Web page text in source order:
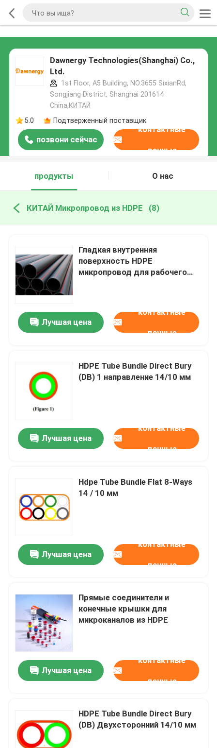
Dawnergy Technologies(Shanghai) Co.,
Ltd.
1st Floor, A5 Building, NO.3655 SixianRd,
Songjiang District, Shanghai 201614
China,КИТАЙ
5.0
Подтверженный поставщик
позвони сейчас
контактные
данные
продукты О нас
КИТАЙ Микропровод из HDPE (8)
Гладкая внутренняя
поверхность HDPE
микропровод для рабочего
Лучшая цена
контактные
данные
HDPE Tube Bundle Direct Bury
(DB) 1 направление 14/10 мм
Лучшая цена
контактные
данные
Hdpe Tube Bundle Flat 8-Ways
14 / 10 мм
Лучшая цена
контактные
данные
Прямые соединители и
конечные крышки для
микроканалов из HDPE
Лучшая цена
контактные
данные
HDPE Tube Bundle Direct Bury
(DB) Двухсторонний 14/10 мм